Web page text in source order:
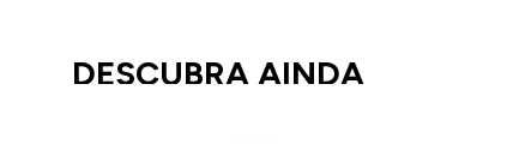
DESCUBRA AINDA